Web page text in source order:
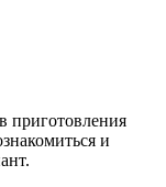
приготовления
и